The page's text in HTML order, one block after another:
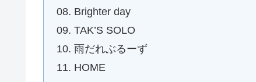
08. Brighter day
09. TAK’S SOLO
10. 雨だれぶるーず
11. HOME